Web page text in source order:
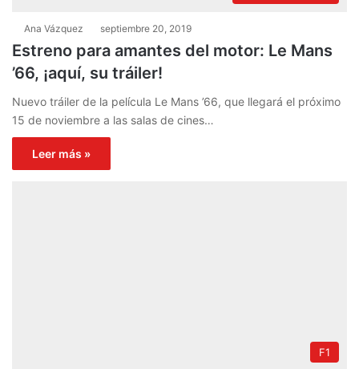
Ana Vázquez septiembre 20, 2019
Estreno para amantes del motor: Le Mans
’66, ¡aquí, su tráiler!
Nuevo tráiler de la película Le Mans ’66, que llegará el próximo
15 de noviembre a las salas de cines…
Leer más »
F1